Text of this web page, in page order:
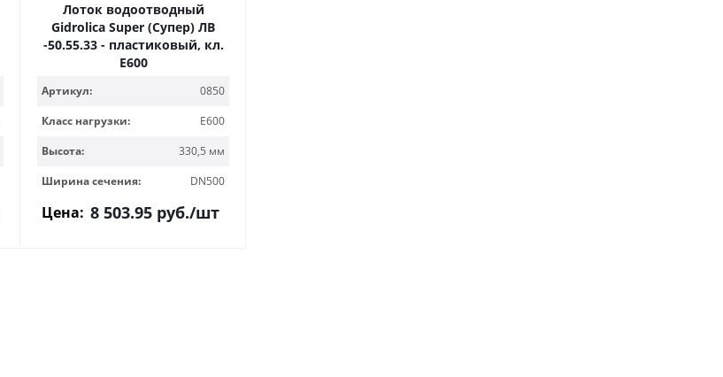
Лоток водоотводный
Gidrolica Super (Супер) ЛВ
-50.55.33 - пластиковый, кл.
Е600
Артикул:
0850
Класс нагрузки:
E600
Высота:
330,5 мм
Ширина сечения:
DN500
Цена: 8 503.95руб./шт